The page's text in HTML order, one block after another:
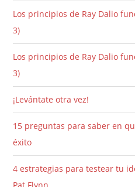
Los principios de Ray Dalio
3)
Los principios de Ray Dalio
3)
¡Levántate otra vez!
15 preguntas para saber en
éxito
4 estrategias para testear tu